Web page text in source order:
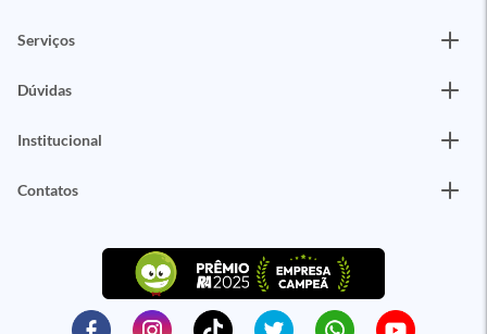
Serviços
Dúvidas
Institucional
Contatos